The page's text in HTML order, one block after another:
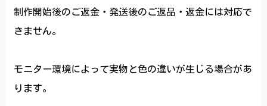
制作開始後のご返金・発送後のご返品・返金には対応で
きません。
モニター環境によって実物と色の違いが生じる場合があ
ります。